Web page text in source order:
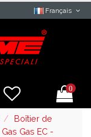
Français
0
Boîtier de
Gas EC -